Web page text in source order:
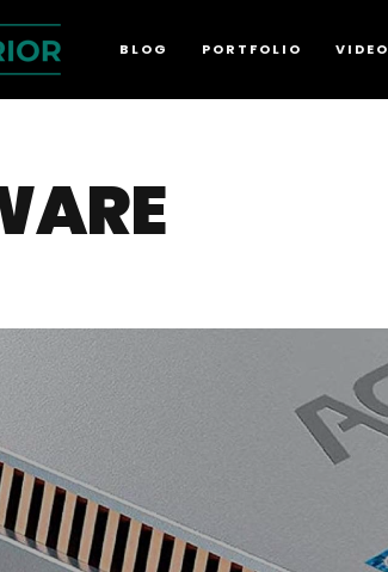
BLOG PORTFOLIO VIDEO